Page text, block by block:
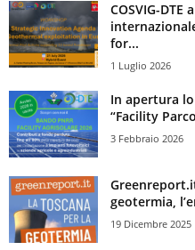
COSVIG-
for...
1 Luglio 2026
In apertura
“Facility
3 Febbraio 2026
geotermia,
19 Dicembre 2025